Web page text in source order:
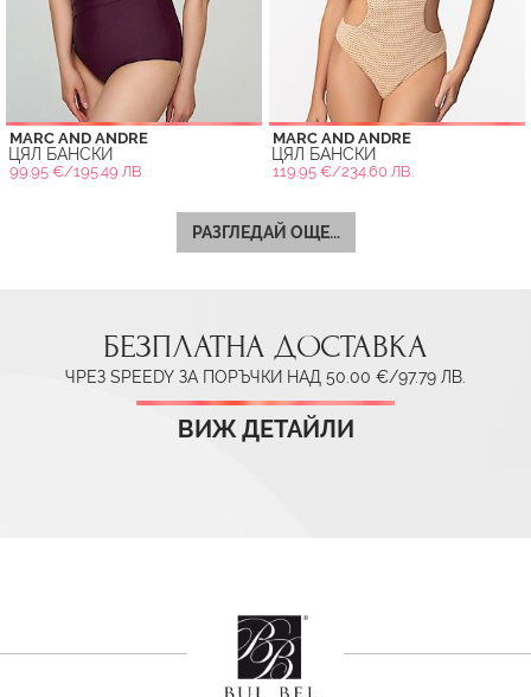
MARC AND ANDRE
ЦЯЛ БАНСКИ
99.95 €/195.49 ЛВ.
MARC AND ANDRE
ЦЯЛ БАНСКИ
119.95 €/234.60 ЛВ.
РАЗГЛЕДАЙ ОЩЕ...
БЕЗПЛАТНА ДОСТАВКА
ЧРЕЗ SPEEDY ЗА ПОРЪЧКИ НАД 50.00 €/97.79 ЛВ.
ВИЖ ДЕТАЙЛИ